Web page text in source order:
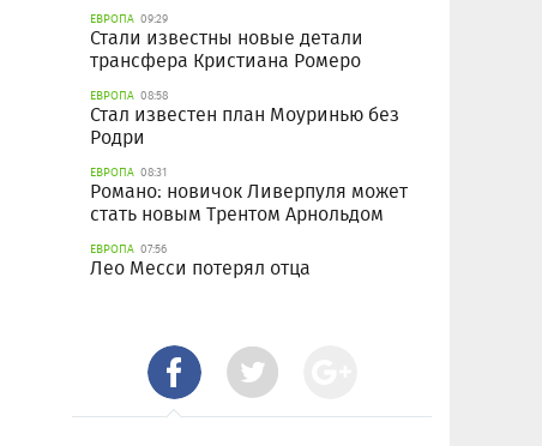
ЕВРОПА 09:29
Стали известны новые детали
трансфера Кристиана Ромеро
ЕВРОПА 08:58
Стал известен план Моуринью без
Родри
ЕВРОПА 08:31
Романо: новичок Ливерпуля может
стать новым Трентом Арнольдом
ЕВРОПА 07:56
Лео Месси потерял отца